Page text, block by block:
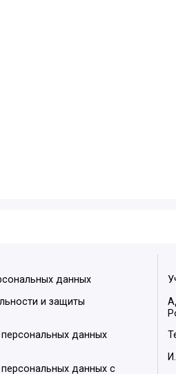
данных
и защиты
данных
данных с